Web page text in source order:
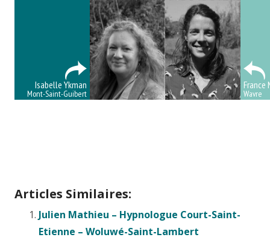
Isabelle Ykman
Mont-Saint-Guibert
France
Wavre
Articles Similaires:
Julien Mathieu – Hypnologue Court-Saint-
Etienne – Woluwé-Saint-Lambert